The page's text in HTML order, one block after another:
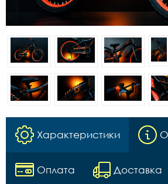
Характеристики
Оплата Доставка